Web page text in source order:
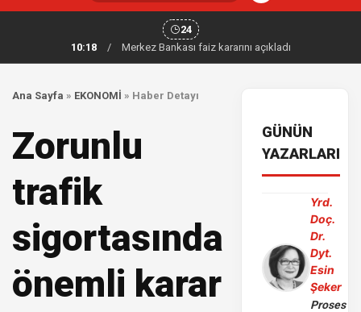
24
10:18
/ Merkez Bankası faiz kararını açıkladı
Ana Sayfa » EKONOMİ » Haber Detayı
Zorunlu
trafik
sigortasında
önemli karar
GÜNÜN
YAZARLARI
Yrd.
Doç.
Dr.
Dyt.
Esin
Şeker
Proses